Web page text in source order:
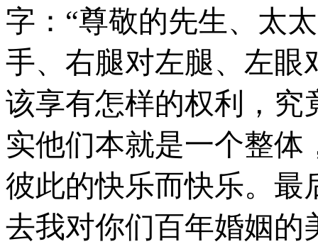
字：“尊敬的先生、太
手、右腿对左腿、左眼
该享有怎样的权利，究
实他们本就是一个整体
彼此的快乐而快乐。最
去我对你们百年婚姻的